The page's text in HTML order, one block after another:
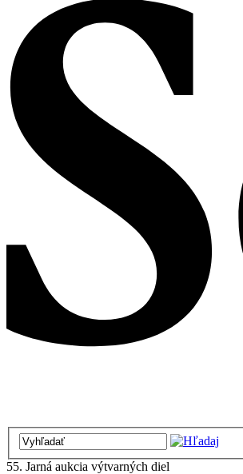
55. Jarná aukcia výtvarných diel